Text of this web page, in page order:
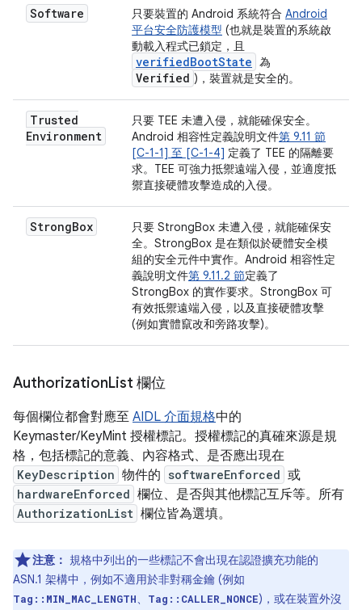
Software 只要裝置的 Android 系統符合 Android
平台安全防護模型 (也就是裝置的系統啟
動載入程式已鎖定，且
verifiedBootState 為
Verified )，裝置就是安全的。
Trusted
Environment
只要 TEE 未遭入侵，就能確保安全。
Android 相容性定義說明文件第 9.11 節
[C-1-1] 至 [C-1-4] 定義了 TEE 的隔離要
求。TEE 可強力抵禦遠端入侵，並適度抵
禦直接硬體攻擊造成的入侵。
StrongBox
只要 StrongBox 未遭入侵，就能確保安
全。StrongBox 是在類似於硬體安全模
組的安全元件中實作。Android 相容性定
義說明文件第 9.11.2 節定義了
StrongBox 的實作要求。StrongBox 可
有效抵禦遠端入侵，以及直接硬體攻擊
(例如實體竄改和旁路攻擊)。
AuthorizationList 欄位
每個欄位都會對應至 AIDL 介面規格中的
Keymaster/KeyMint 授權標記。授權標記的真確來源是規
格，包括標記的意義、內容格式、是否應出現在
KeyDescription 物件的 softwareEnforced 或
hardwareEnforced 欄位、是否與其他標記互斥等。所有
AuthorizationList 欄位皆為選填。
注意： 規格中列出的一些標記不會出現在認證擴充功能的
ASN.1 架構中，例如不適用於非對稱金鑰 (例如
Tag::MIN_MAC_LENGTH、 Tag::CALLER_NONCE)，或在裝置外沒